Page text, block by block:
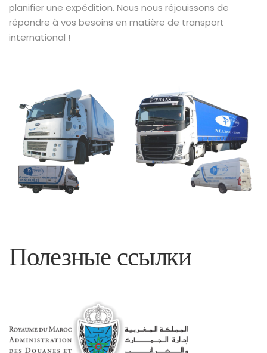
planifier une expédition. Nous nous réjouissons de
répondre à vos besoins en matière de transport
international !
Полезные ссылки